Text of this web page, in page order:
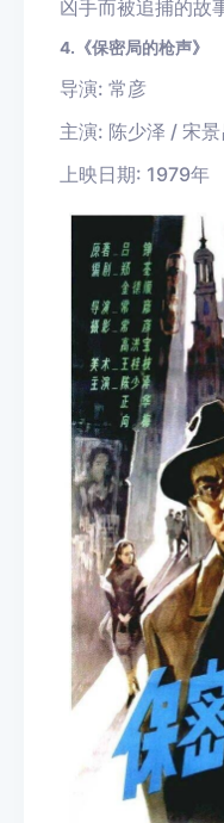
凶手而被追捕的故
4.《保密局的枪声》
导演: 常彦
主演: 陈少泽 / 宋
上映日期: 1979年